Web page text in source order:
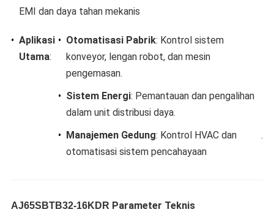
EMI dan daya tahan mekanis
• ​Aplikasi
Utama​​:
• ​Otomatisasi Pabrik​​: Kontrol sistem
konveyor, lengan robot, dan mesin
pengemasan.
• ​Sistem Energi​​: Pemantauan dan pengalihan
dalam unit distribusi daya.
•
​Manajemen Gedung​​: Kontrol HVAC dan
otomatisasi sistem pencahayaan
.
AJ65SBTB32-16KDR Parameter Teknis​